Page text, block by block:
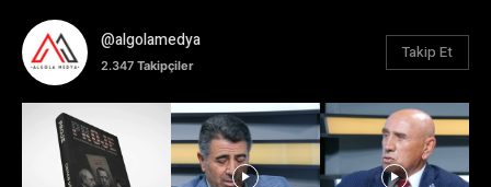
@algolamedya
2.347 Takipçiler
Takip Et